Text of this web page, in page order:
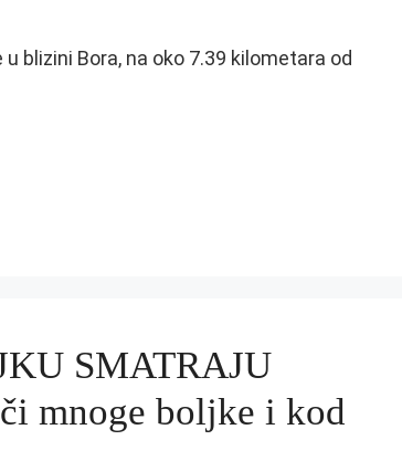
blizini Bora, na oko 7.39 kilometara od
SMATRAJU
mnoge boljke i kod